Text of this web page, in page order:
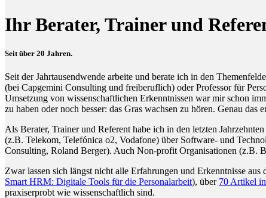
Ihr Berater, Trainer und
Seit über 20 Jahren.
Seit der Jahrtausendwende arbeite und berate ich in den
(bei Capgemini Consulting und freiberuflich) oder Professor für
Umsetzung von wissenschaftlichen Erkenntnissen war mir schon
zu haben oder noch besser: das Gras wachsen zu hören. Genau
Als Berater, Trainer und Referent habe ich in den letzten Jahrzehnten
(z.B. Telekom, Telefónica o2, Vodafone) über Software- und
Consulting, Roland Berger). Auch Non-profit Organisationen (z.B.
Zwar lassen sich längst nicht alle Erfahrungen und Erkenntnisse
Smart HRM: Digitale Tools für die Personalarbeit), über 70 Artikel
praxiserprobt wie wissenschaftlich sind.